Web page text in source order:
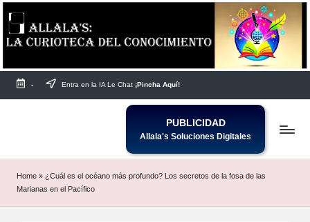
Saltar
al
- Entra en la IA Le Chat ¡Pincha Aquí!
PUBLICIDAD
Allala's Soluciones Digitales
Home » ¿Cuál es el océano más profundo? Los secretos de la fosa de las
Marianas en el Pacífico